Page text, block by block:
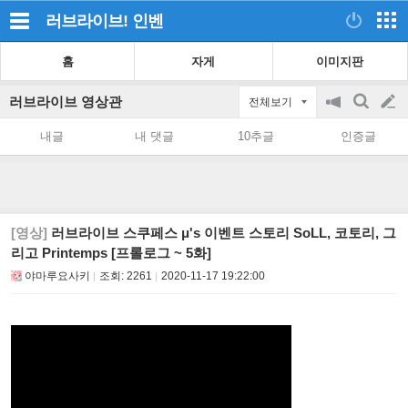
러브라이브! 인벤
홈 자게 이미지판
러브라이브 영상관 전체보기
공
on/off
검
색
글
쓰
내글 내 댓글 10추글 인증글
[영상] 러브라이브 스쿠페스 μ's 이벤트 스토리 SoLL, 코토리, 그
리고 Printemps [프롤로그 ~ 5화]
야마루요사키 조회: 2261 2020-11-17 19:22:00